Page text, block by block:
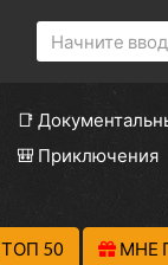
📑
🎒 Приключения
ТОП 50 МНЕ